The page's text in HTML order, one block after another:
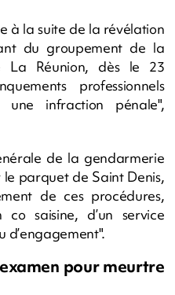
à la suite de la révélation
du groupement de la
La Réunion, dès le 23
professionnels
une infraction pénale",
de la gendarmerie
parquet de Saint Denis,
de ces procédures,
saisine, d’un service
d’engagement".
pour meurtre